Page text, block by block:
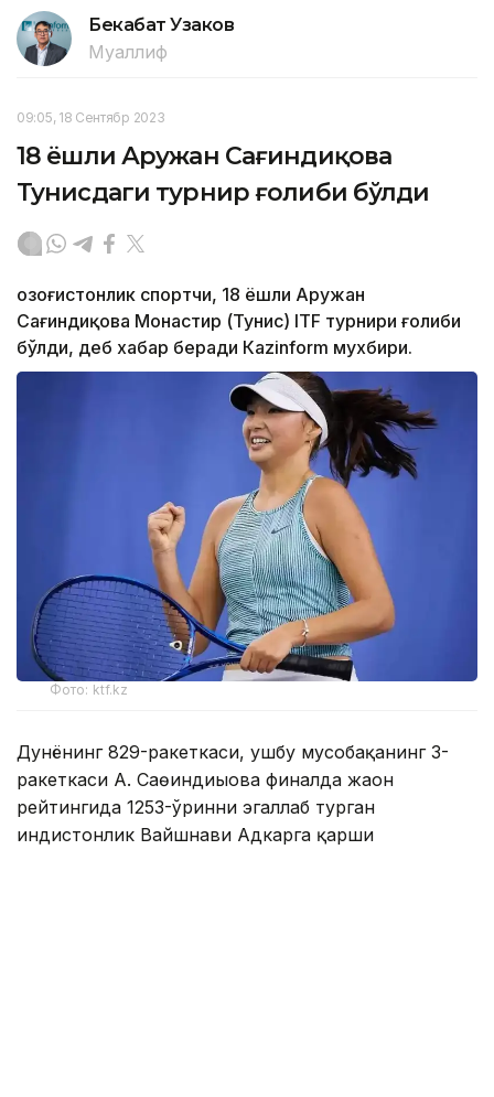
Бекабат Узаков
Муаллиф
09:05, 18 Сентябр 2023
18 ёшли Аружан Сағиндиқова
Тунисдаги турнир ғолиби бўлди
Қозоғистонлик спортчи, 18 ёшли Аружан
Сағиндиқова Монастир (Тунис) ITF турнири ғолиби
бўлди, деб хабар беради Каzinform мухбири.
Фото: ktf.kz
Дунёнинг 829-ракеткаси, ушбу мусобақанинг 3-
ракеткаси А. Саөиндиыова финалда жаҳон
рейтингида 1253-ўринни эгаллаб турган
ҳиндистонлик Вайшнави Адкарга қарши